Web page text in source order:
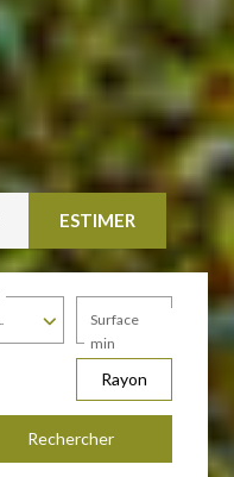
ESTIMER
Surface
min
Rayon